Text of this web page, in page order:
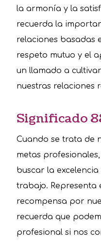
la armonía y la
recuerda la
relaciones basadas
respeto mutuo y el
un llamado a
nuestras relaciones
Significado
Cuando se trata de
metas
buscar la
trabajo. Representa
recompensa por
recuerda que
profesional si nos